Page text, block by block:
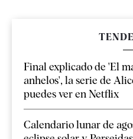
Final explicado de 'El
anhelos', la serie de
puedes ver en Netflix
Calendario lunar de